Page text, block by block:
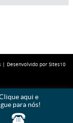
| Desenvolvido por Sites10
aqui e
para nós!